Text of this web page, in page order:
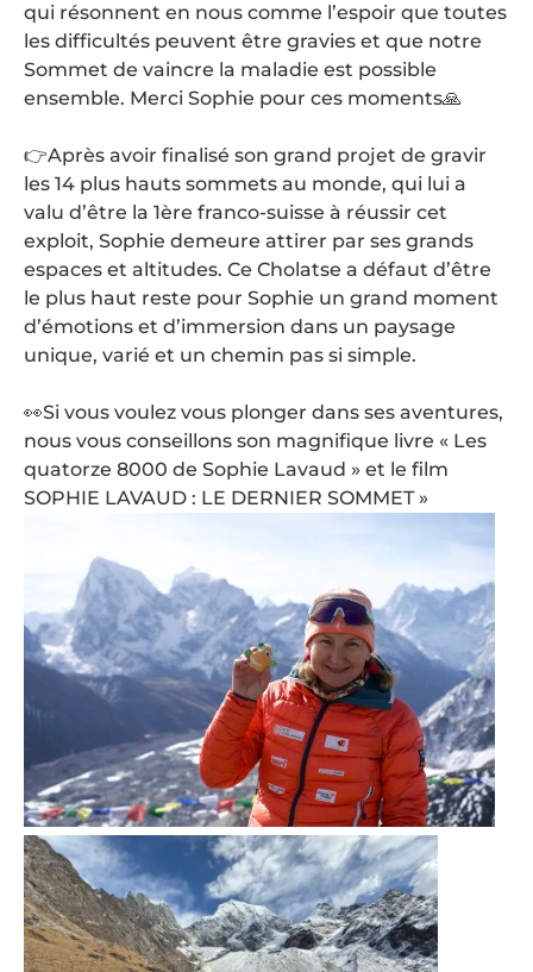
qui résonnent en nous comme l’espoir que toutes
les difficultés peuvent être gravies et que notre
Sommet de vaincre la maladie est possible
ensemble. Merci Sophie pour ces moments🙏
👉Après avoir finalisé son grand projet de gravir
les 14 plus hauts sommets au monde, qui lui a
valu d’être la 1ère franco-suisse à réussir cet
exploit, Sophie demeure attirer par ses grands
espaces et altitudes. Ce Cholatse a défaut d’être
le plus haut reste pour Sophie un grand moment
d’émotions et d’immersion dans un paysage
unique, varié et un chemin pas si simple.
👀Si vous voulez vous plonger dans ses aventures,
nous vous conseillons son magnifique livre « Les
quatorze 8000 de Sophie Lavaud » et le film
SOPHIE LAVAUD : LE DERNIER SOMMET »